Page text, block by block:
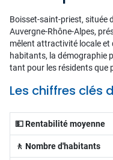
Boisset-saint-priest, située
Auvergne-Rhône-Alpes,
mêlent attractivité locale et
habitants, la démographie
tant pour les résidents que
Les chiffres clés
💵 Rentabilité moyenne
🚶 Nombre d'habitants